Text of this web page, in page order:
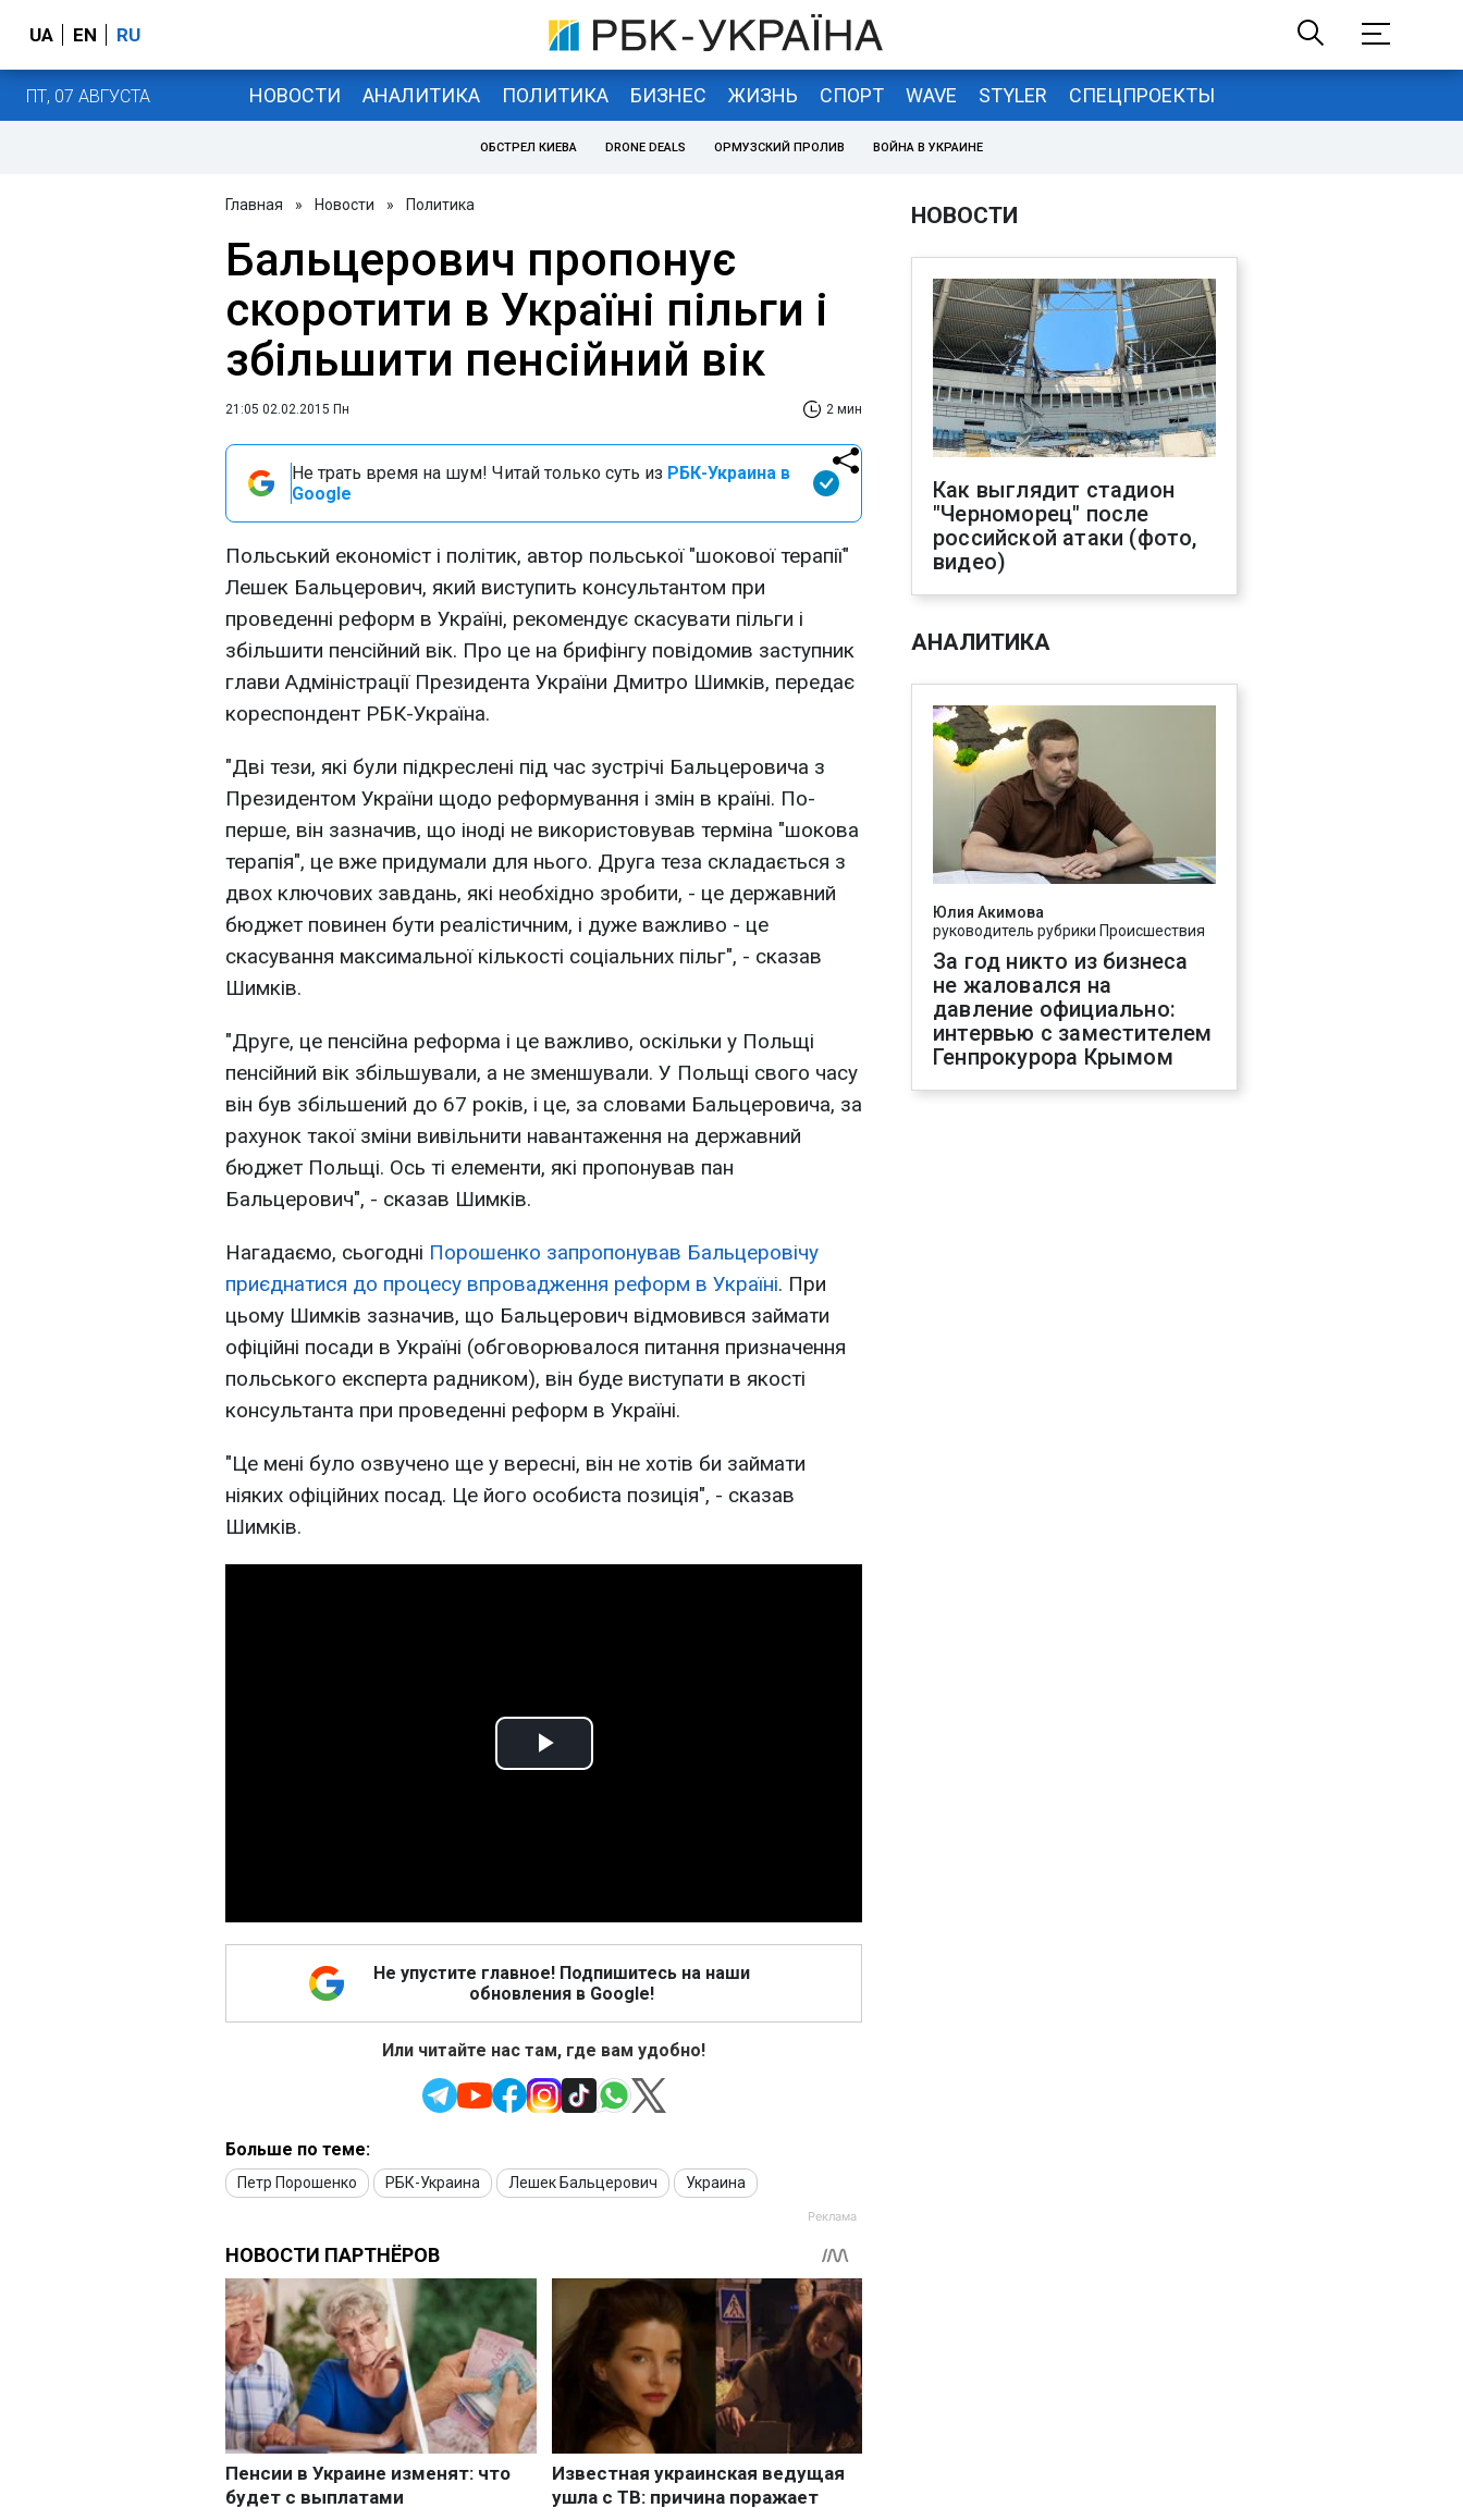
UA EN RU
ПТ, 07 АВГУСТА НОВОСТИ АНАЛИТИКА ПОЛИТИКА БИЗНЕС ЖИЗНЬ СПОРТ WAVE STYLER СПЕЦПРОЕКТЫ
ОБСТРЕЛ КИЕВА DRONE DEALS ОРМУЗСКИЙ ПРОЛИВ ВОЙНА В УКРАИНЕ
Главная » Новости » Политика
Бальцерович пропонує
скоротити в Україні пільги і
збільшити пенсійний вік
21:05 02.02.2015 Пн 2 мин
Не трать время на шум! Читай только суть из РБК-Украина в
Google
Польський економіст і політик, автор польської "шокової терапії"
Лешек Бальцерович, який виступить консультантом при
проведенні реформ в Україні, рекомендує скасувати пільги і
збільшити пенсійний вік. Про це на брифінгу повідомив заступник
глави Адміністрації Президента України Дмитро Шимків, передає
кореспондент РБК-Україна.
"Дві тези, які були підкреслені під час зустрічі Бальцеровича з
Президентом України щодо реформування і змін в країні. По-
перше, він зазначив, що іноді не використовував терміна "шокова
терапія", це вже придумали для нього. Друга теза складається з
двох ключових завдань, які необхідно зробити, - це державний
бюджет повинен бути реалістичним, і дуже важливо - це
скасування максимальної кількості соціальних пільг", - сказав
Шимків.
"Друге, це пенсійна реформа і це важливо, оскільки у Польщі
пенсійний вік збільшували, а не зменшували. У Польщі свого часу
він був збільшений до 67 років, і це, за словами Бальцеровича, за
рахунок такої зміни вивільнити навантаження на державний
бюджет Польщі. Ось ті елементи, які пропонував пан
Бальцерович", - сказав Шимків.
Нагадаємо, сьогодні Порошенко запропонував Бальцеровічу
приєднатися до процесу впровадження реформ в Україні. При
цьому Шимків зазначив, що Бальцерович відмовився займати
офіційні посади в Україні (обговорювалося питання призначення
польського експерта радником), він буде виступати в якості
консультанта при проведенні реформ в Україні.
"Це мені було озвучено ще у вересні, він не хотів би займати
ніяких офіційних посад. Це його особиста позиція", - сказав
Шимків.
Play
Не упустите главное! Подпишитесь на наши
обновления в Google!
Или читайте нас там, где вам удобно!
Больше по теме:
Петр Порошенко РБК-Украина Лешек Бальцерович Украина
НОВОСТИ
Как выглядит стадион
"Черноморец" после
российской атаки (фото,
видео)
АНАЛИТИКА
Юлия Акимова
руководитель рубрики Происшествия
За год никто из бизнеса
не жаловался на
давление официально:
интервью с заместителем
Генпрокурора Крымом